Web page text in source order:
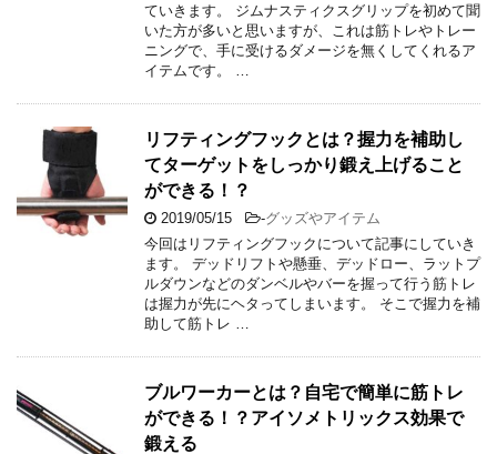
ていきます。 ジムナスティクスグリップを初めて聞
いた方が多いと思いますが、これは筋トレやトレー
ニングで、手に受けるダメージを無くしてくれるア
イテムです。 …
リフティングフックとは？握力を補助し
てターゲットをしっかり鍛え上げること
ができる！？
2019/05/15 -グッズやアイテム
今回はリフティングフックについて記事にしていき
ます。 デッドリフトや懸垂、デッドロー、ラットプ
ルダウンなどのダンベルやバーを握って行う筋トレ
は握力が先にヘタってしまいます。 そこで握力を補
助して筋トレ …
ブルワーカーとは？自宅で簡単に筋トレ
ができる！？アイソメトリックス効果で
鍛える